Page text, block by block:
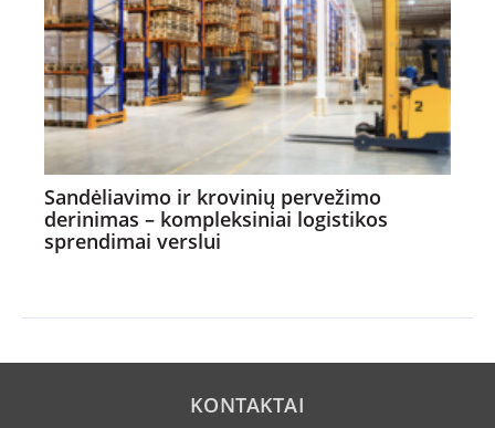
Sandėliavimo ir krovinių pervežimo
derinimas – kompleksiniai logistikos
sprendimai verslui
KONTAKTAI